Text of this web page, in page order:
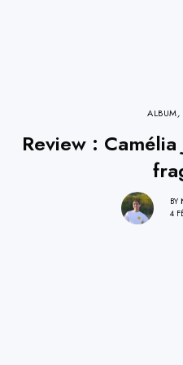
ALBUM,
Review :
BY
4